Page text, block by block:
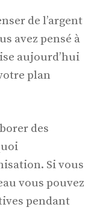
de l’argent
avez pensé à
aujourd’hui
plan
des
Si vous
vous pouvez
pendant